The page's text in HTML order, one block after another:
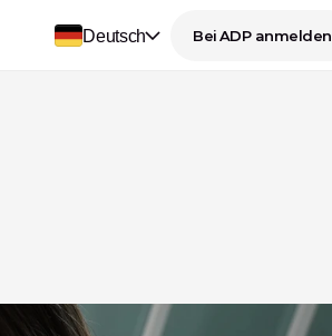
Deutsch Bei ADP anmelden